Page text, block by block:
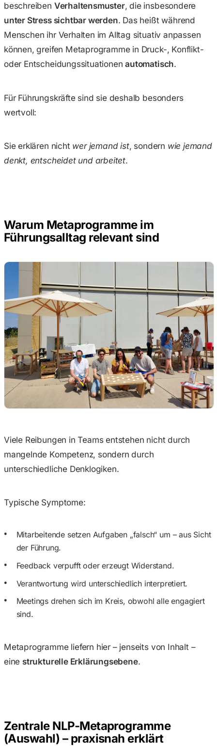
beschreiben Verhaltens­muster, die insbesondere
unter Stress sichtbar werden. Das heißt während
Menschen ihr Verhalten im Alltag situativ anpassen
können, greifen Metaprogramme in Druck-, Konflikt-
oder Entscheidungssituationenautomatisch.
Für Führungskräfte sind sie deshalb besonders
wertvoll:
Sie erklären nicht wer jemand ist, sondern wie jemand
denkt, entscheidet und arbeitet.
Warum Metaprogramme im
Führungsalltag relevant sind
Viele Reibungen in Teams entstehen nicht durch
mangelnde Kompetenz, sondern durch
unterschiedliche Denklogiken.
Typische Symptome:
Mitarbeitende setzen Aufgaben „falsch“ um – aus Sicht
der Führung.
Feedback verpufft oder erzeugt Widerstand.
Verantwortung wird unterschiedlich interpretiert.
Meetings drehen sich im Kreis, obwohl alle engagiert
sind.
Metaprogramme liefern hier – jenseits von Inhalt –
eine strukturelle Erklärungsebene.
Zentrale NLP-Metaprogramme
(Auswahl) – praxisnah erklärt